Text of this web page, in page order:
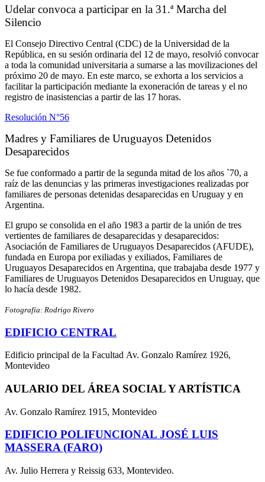
Udelar convoca a participar en la 31.ª Marcha del
Silencio
El Consejo Directivo Central (CDC) de la Universidad de la
República, en su sesión ordinaria del 12 de mayo, resolvió convocar
a toda la comunidad universitaria a sumarse a las movilizaciones del
próximo 20 de mayo. En este marco, se exhorta a los servicios a
facilitar la participación mediante la exoneración de tareas y el no
registro de inasistencias a partir de las 17 horas.
Resolución N°56
Madres y Familiares de Uruguayos Detenidos
Desaparecidos
Se fue conformado a partir de la segunda mitad de los años `70, a
raíz de las denuncias y las primeras investigaciones realizadas por
familiares de personas detenidas desaparecidas en Uruguay y en
Argentina.
El grupo se consolida en el año 1983 a partir de la unión de tres
vertientes de familiares de desaparecidas y desaparecidos:
Asociación de Familiares de Uruguayos Desaparecidos (AFUDE),
fundada en Europa por exiliadas y exiliados, Familiares de
Uruguayos Desaparecidos en Argentina, que trabajaba desde 1977 y
Familiares de Uruguayos Detenidos Desaparecidos en Uruguay, que
lo hacía desde 1982.
Fotografía: Rodrigo Rivero
EDIFICIO CENTRAL
Edificio principal de la Facultad Av. Gonzalo Ramírez 1926,
Montevideo
AULARIO DEL ÁREA SOCIAL Y ARTÍSTICA
Av. Gonzalo Ramírez 1915, Montevideo
EDIFICIO POLIFUNCIONAL JOSÉ LUIS
MASSERA (FARO)
Av. Julio Herrera y Reissig 633, Montevideo.